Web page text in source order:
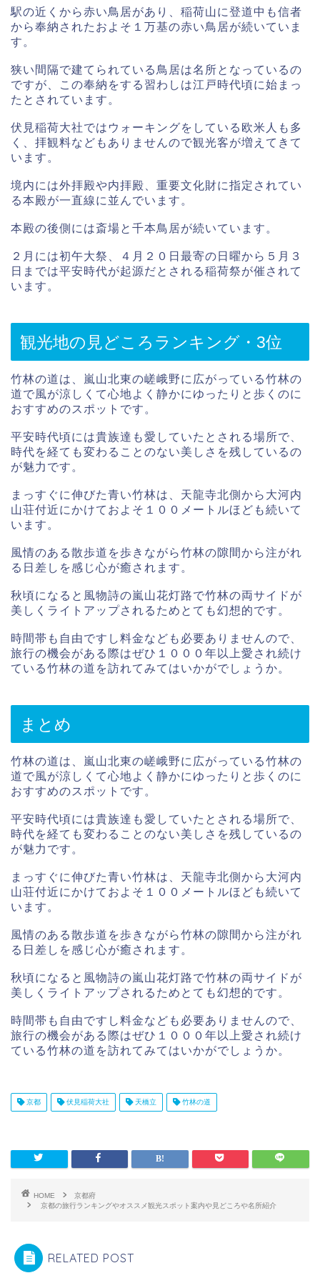
駅の近くから赤い鳥居があり、稲荷山に登道中も信者
から奉納されたおよそ１万基の赤い鳥居が続いていま
す。
狭い間隔で建てられている鳥居は名所となっているの
ですが、この奉納をする習わしは江戸時代頃に始まっ
たとされています。
伏見稲荷大社ではウォーキングをしている欧米人も多
く、拝観料などもありませんので観光客が増えてきて
います。
境内には外拝殿や内拝殿、重要文化財に指定されてい
る本殿が一直線に並んでいます。
本殿の後側には斎場と千本鳥居が続いています。
２月には初午大祭、４月２０日最寄の日曜から５月３
日までは平安時代が起源だとされる稲荷祭が催されて
います。
観光地の見どころランキング・3位
竹林の道は、嵐山北東の嵯峨野に広がっている竹林の
道で風が涼しくて心地よく静かにゆったりと歩くのに
おすすめのスポットです。
平安時代頃には貴族達も愛していたとされる場所で、
時代を経ても変わることのない美しさを残しているの
が魅力です。
まっすぐに伸びた青い竹林は、天龍寺北側から大河内
山荘付近にかけておよそ１００メートルほども続いて
います。
風情のある散歩道を歩きながら竹林の隙間から注がれ
る日差しを感じ心が癒されます。
秋頃になると風物詩の嵐山花灯路で竹林の両サイドが
美しくライトアップされるためとても幻想的です。
時間帯も自由ですし料金なども必要ありませんので、
旅行の機会がある際はぜひ１０００年以上愛され続け
ている竹林の道を訪れてみてはいかがでしょうか。
まとめ
竹林の道は、嵐山北東の嵯峨野に広がっている竹林の
道で風が涼しくて心地よく静かにゆったりと歩くのに
おすすめのスポットです。
平安時代頃には貴族達も愛していたとされる場所で、
時代を経ても変わることのない美しさを残しているの
が魅力です。
まっすぐに伸びた青い竹林は、天龍寺北側から大河内
山荘付近にかけておよそ１００メートルほども続いて
います。
風情のある散歩道を歩きながら竹林の隙間から注がれ
る日差しを感じ心が癒されます。
秋頃になると風物詩の嵐山花灯路で竹林の両サイドが
美しくライトアップされるためとても幻想的です。
時間帯も自由ですし料金なども必要ありませんので、
旅行の機会がある際はぜひ１０００年以上愛され続け
ている竹林の道を訪れてみてはいかがでしょうか。
京都 伏見稲荷大社 天橋立 竹林の道
HOME
京都府
京都の旅行ランキングやオススメ観光スポット案内や見どころや名所紹介
RELATED POST